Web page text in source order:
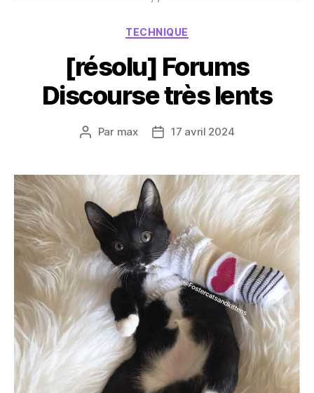
Catégories
TECHNIQUE
[résolu] Forums
Discourse très lents
Auteur
Par max
Date17 avril 2024